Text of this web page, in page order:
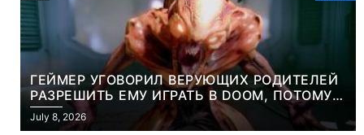
ГЕЙМЕР УГОВОРИЛ ВЕРУЮЩИХ РОДИТЕЛЕЙ
РАЗРЕШИТЬ ЕМУ ИГРАТЬ В DOOM, ПОТОМУ
ЧТО ЭТО ХРИСТИАНСКАЯ ИГРА ПРО
УБИЙСТВО ДЕМОНОВ
July 8, 2026